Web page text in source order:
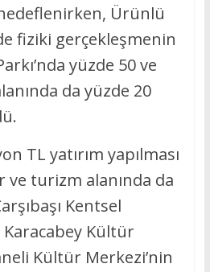
Ürünlü
fiziki gerçekleşmenin
yüzde 50 ve
da yüzde 20
TL yatırım yapılması
turizm alanında da
Kentsel
Karacabey Kültür
Kültür Merkezi’nin